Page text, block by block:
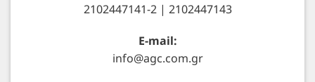
2102447141-2 | 2102447143
E-mail:
info@agc.com.gr